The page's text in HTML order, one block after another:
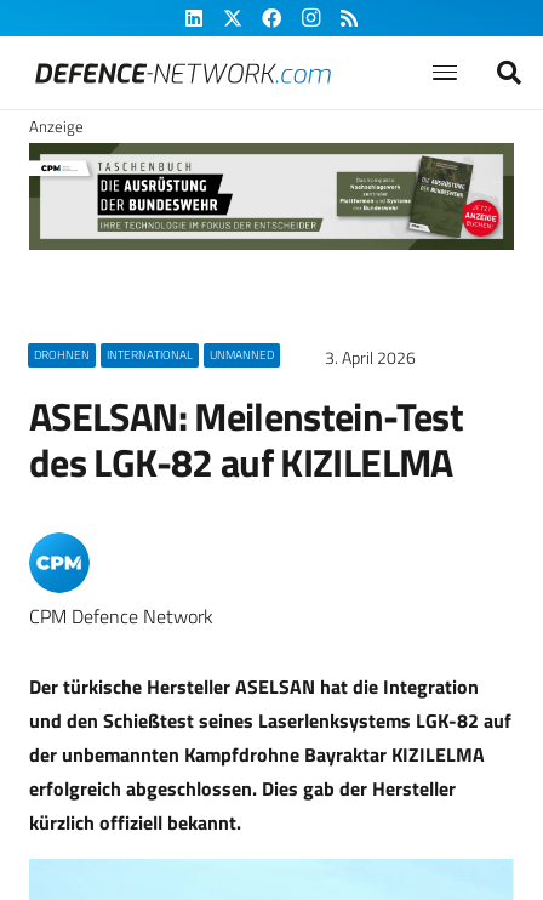
Anzeige
DROHNEN INTERNATIONAL UNMANNED 3. April 2026
ASELSAN: Meilenstein-Test
des LGK-82 auf KIZILELMA
CPM Defence Network
Der türkische Hersteller ASELSAN hat die Integration
und den Schießtest seines Laserlenksystems LGK-82 auf
der unbemannten Kampfdrohne Bayraktar KIZILELMA
erfolgreich abgeschlossen. Dies gab der Hersteller
kürzlich offiziell bekannt.